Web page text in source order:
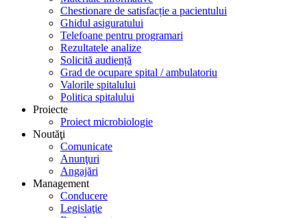
Chestionare de satisfacție a pacientului
Ghidul asiguratului
Telefoane pentru programari
Rezultatele analize
Solicită audiență
Grad de ocupare spital / ambulatoriu
Valorile spitalului
Politica spitalului
Proiecte
Proiect microbiologie
Noutăţi
Comunicate
Anunţuri
Angajări
Management
Conducere
Legislaţie